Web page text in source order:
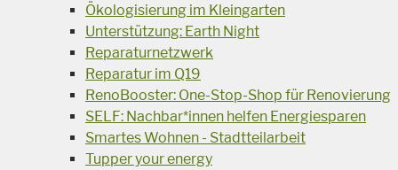
Ökologisierung im Kleingarten
Unterstützung: Earth Night
Reparaturnetzwerk
Reparatur im Q19
RenoBooster: One-Stop-Shop für Renovierung
SELF: Nachbar*innen helfen Energiesparen
Smartes Wohnen - Stadtteilarbeit
Tupper your energy